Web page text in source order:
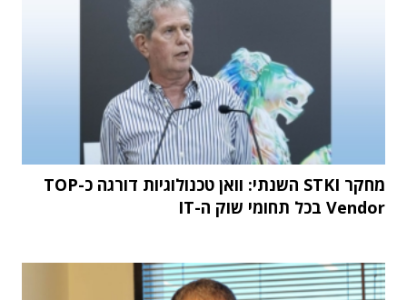
מחקר STKI השנתי: וואן טכנולוגיות דורגה כ-TOP
Vendor בכל תחומי שוק ה-IT